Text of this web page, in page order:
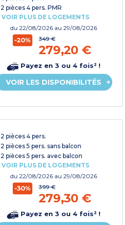
2 pièces 4 pers. PMR
VOIR PLUS DE LOGEMENTS
du22/08/2026 au 29/08/2026
-20% 349 €
279,20 €
Payez en 3 ou 4 fois² !
VOIR LES DISPONIBILITÉS
2 pièces 4 pers.
2 pièces 5 pers. sans balcon
2 pièces 5 pers. avec balcon
VOIR PLUS DE LOGEMENTS
du22/08/2026 au 29/08/2026
-30% 399 €
279,30 €
Payez en 3 ou 4 fois² !